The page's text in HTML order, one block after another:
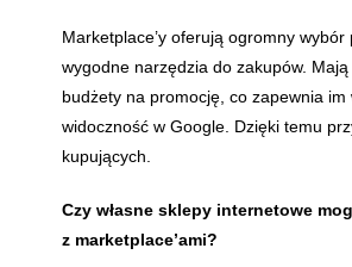
Marketplace’y oferują ogromny wybór
wygodne narzędzia do zakupów.
budżety na promocję, co zapewnia im
widoczność w Google. Dzięki temu
kupujących.
Czy własne sklepy internetowe
z marketplace’ami?